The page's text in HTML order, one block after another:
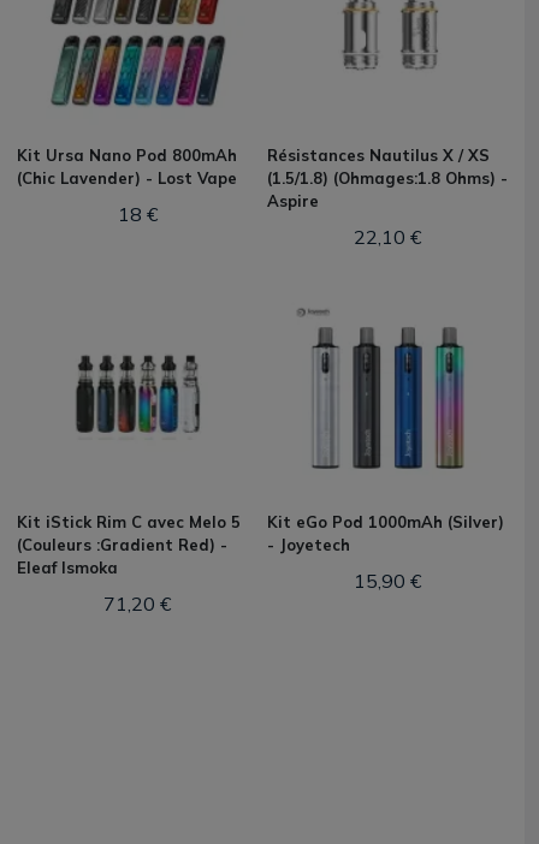
Kit Ursa Nano Pod 800mAh
(Chic Lavender) - Lost Vape
18 €
Résistances Nautilus X / XS
(1.5/1.8) (Ohmages:1.8 Ohms) -
Aspire
22,10 €
Kit iStick Rim C avec Melo 5
(Couleurs :Gradient Red) -
Eleaf Ismoka
71,20 €
Kit eGo Pod 1000mAh (Silver)
- Joyetech
15,90 €